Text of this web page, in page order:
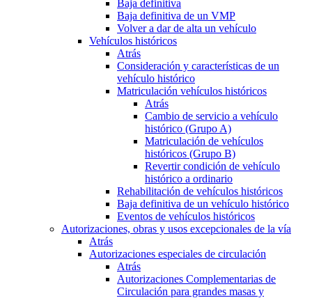
Baja definitiva
Baja definitiva de un VMP
Volver a dar de alta un vehículo
Vehículos históricos
Atrás
Consideración y características de un
vehículo histórico
Matriculación vehículos históricos
Atrás
Cambio de servicio a vehículo
histórico (Grupo A)
Matriculación de vehículos
históricos (Grupo B)
Revertir condición de vehículo
histórico a ordinario
Rehabilitación de vehículos históricos
Baja definitiva de un vehículo histórico
Eventos de vehículos históricos
Autorizaciones, obras y usos excepcionales de la vía
Atrás
Autorizaciones especiales de circulación
Atrás
Autorizaciones Complementarias de
Circulación para grandes masas y